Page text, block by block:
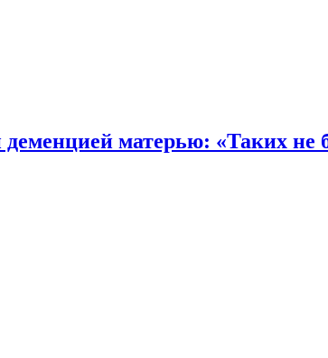
матерью: «Таких не